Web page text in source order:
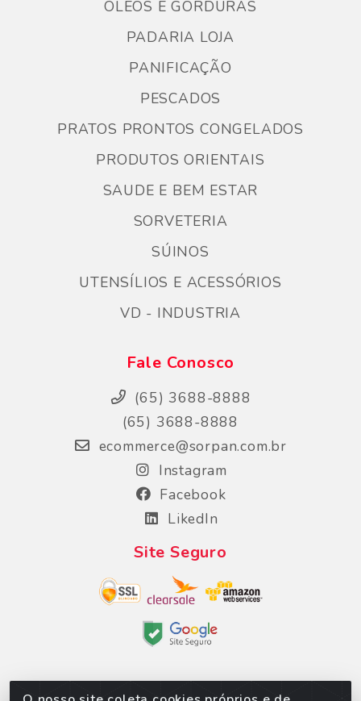
ÓLEOS E GORDURAS
PADARIA LOJA
PANIFICAÇÃO
PESCADOS
PRATOS PRONTOS CONGELADOS
PRODUTOS ORIENTAIS
SAUDE E BEM ESTAR
SORVETERIA
SÚINOS
UTENSÍLIOS E ACESSÓRIOS
VD - INDUSTRIA
Fale Conosco
(65) 3688-8888
(65) 3688-8888
ecommerce@sorpan.com.br
Instagram
Facebook
LikedIn
Site Seguro